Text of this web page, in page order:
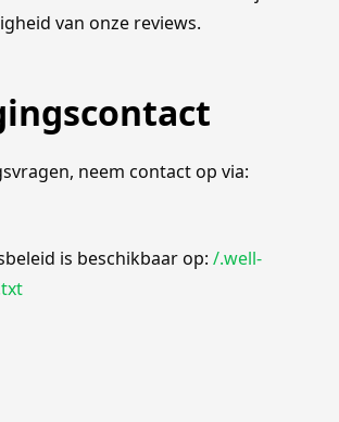
van onze reviews.
neem contact op via:
is beschikbaar op: /.well-